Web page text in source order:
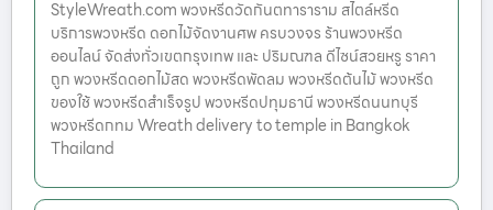
StyleWreath.com พวงหรีดวัดกันตทาราราม สไตล์หรีด
บริการพวงหรีด ดอกไม้จัดงานศพ ครบวงจร ร้านพวงหรีด
ออนไลน์ จัดส่งทั่วเขตกรุงเทพ และ ปริมณฑล ดีไซน์สวยหรู ราคา
ถูก พวงหรีดดอกไม้สด พวงหรีดพัดลม พวงหรีดต้นไม้ พวงหรีด
ของใช้ พวงหรีดสำเร็จรูป พวงหรีดปทุมธานี พวงหรีดนนทบุรี
พวงหรีดกทม Wreath delivery to temple in Bangkok
Thailand